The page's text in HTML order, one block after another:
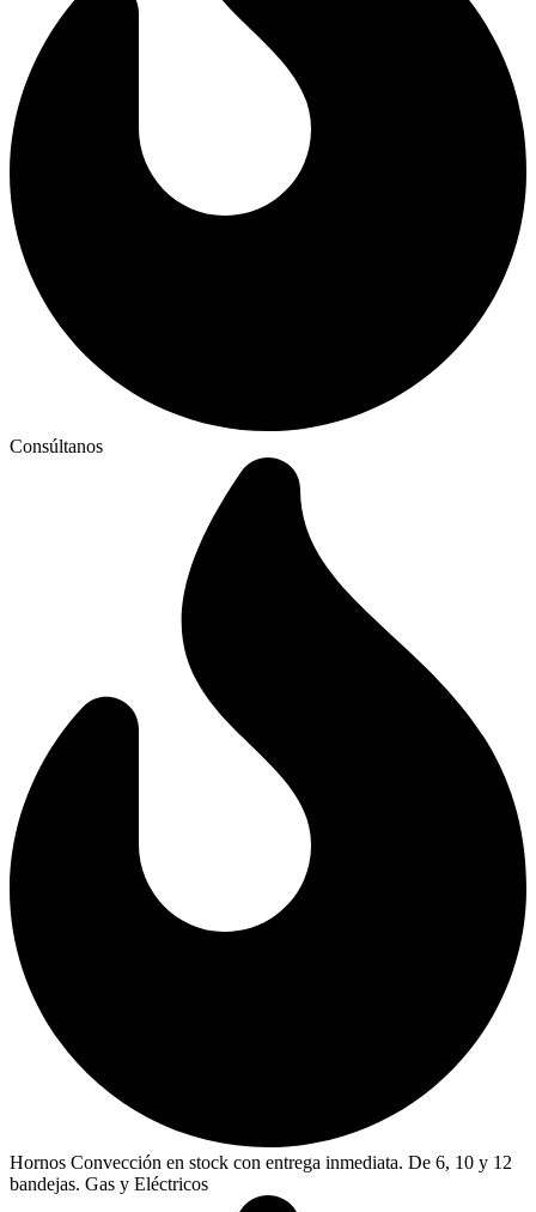
Consúltanos
Hornos Convección en stock con entrega inmediata. De 6, 10 y 12
bandejas. Gas y Eléctricos